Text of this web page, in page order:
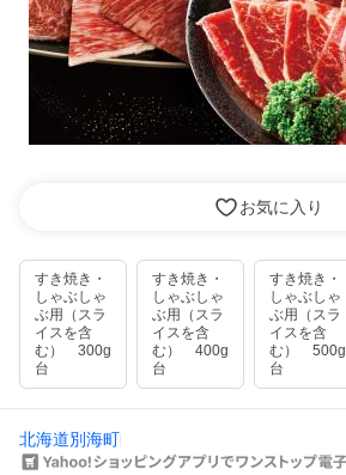
お気に入り
すき焼き・
しゃぶしゃ
ぶ用（スラ
イスを含
む） 300g
台
すき焼き・
しゃぶしゃ
ぶ用（スラ
イスを含
む） 400g
台
すき焼き・
しゃぶしゃ
ぶ用（スラ
イスを含
む） 500g
台
北海道別海町